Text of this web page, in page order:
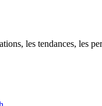
les tendances, les